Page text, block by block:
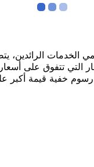
التي تتفوق على